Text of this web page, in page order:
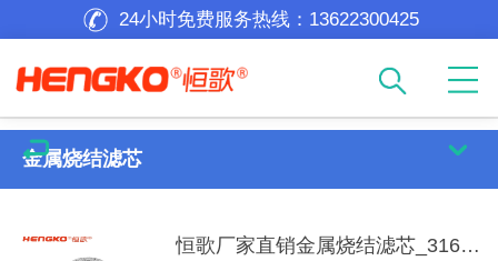
24小时免费服务热线： 13622300425
金属烧结滤芯
恒歌厂家直销金属烧结滤芯_316不锈钢多孔透气防尘外壳保护罩